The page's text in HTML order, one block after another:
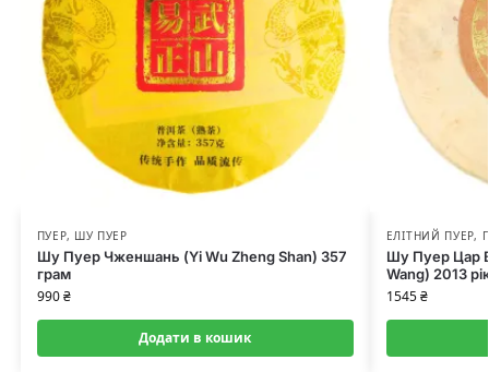
ПУЕР, ШУ ПУЕР
Шу Пуер Чженшань (Yi Wu Zheng Shan) 357
грам
990₴
Додати в кошик
ЕЛІТНИЙ ПУЕР,
Шу Пуер Цар
Wang) 2013
1545₴